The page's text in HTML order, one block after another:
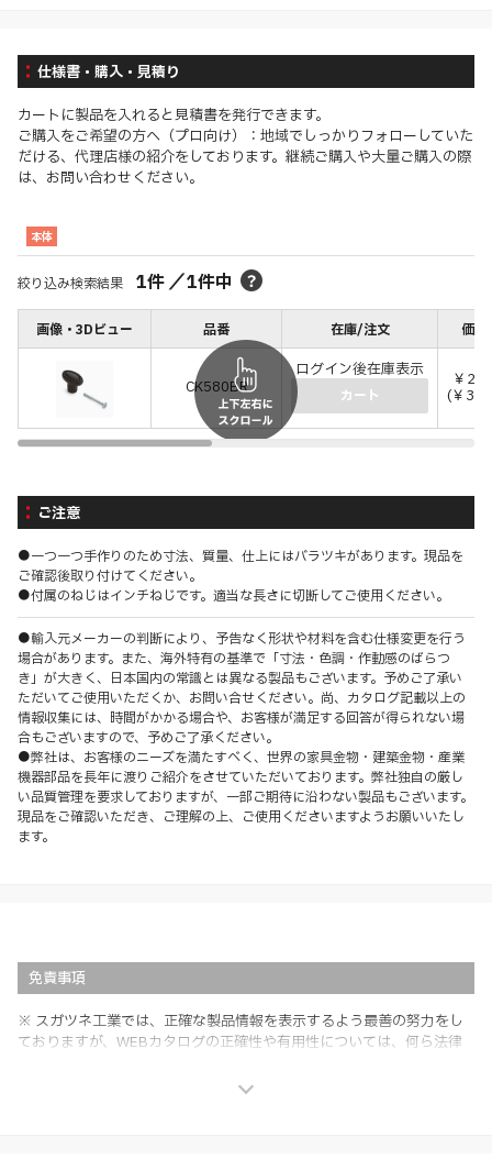
仕様書・購入・見積り
カートに製品を入れると見積書を発行できます。
ご購入をご希望の方へ（プロ向け）：地域でしっかりフォローしていた
だける、代理店様の紹介をしております。継続ご購入や大量ご購入の際
は、お問い合わせください。
本体
絞り込み検索結果 1件／1件中
画像・3Dビュー 品番 在庫/注文 価格
CK580BR
ログイン後在庫表示
カート
￥
(￥
ご注意
●一つ一つ手作りのため寸法、質量、仕上にはバラツキがあります。現品を
ご確認後取り付けてください。
●付属のねじはインチねじです。適当な長さに切断してご使用ください。
●輸入元メーカーの判断により、予告なく形状や材料を含む仕様変更を行う
場合があります。また、海外特有の基準で「寸法・色調・作動感のばらつ
き」が大きく、日本国内の常識とは異なる製品もございます。予めご了承い
ただいてご使用いただくか、お問い合せください。尚、カタログ記載以上の
情報収集には、時間がかかる場合や、お客様が満足する回答が得られない場
合もございますので、予めご了承ください。
●弊社は、お客様のニーズを満たすべく、世界の家具金物・建築金物・産業
機器部品を長年に渡りご紹介をさせていただいております。弊社独自の厳し
い品質管理を要求しておりますが、一部ご期待に沿わない製品もございます。
現品をご確認いただき、ご理解の上、ご使用くださいますようお願いいたし
ます。
免責事項
※ スガツネ工業では、正確な製品情報を表示するよう最善の努力をし
ておりますが、WEBカタログの正確性や有用性については、何ら法律